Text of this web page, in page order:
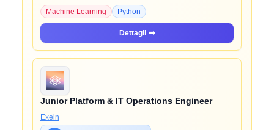
Machine Learning Python
Dettagli ➡️
Junior Platform & IT Operations Engineer
Exein